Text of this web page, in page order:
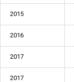
2015
2016
2017
2017